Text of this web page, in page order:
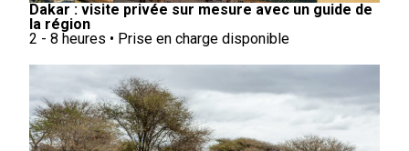
Dakar : visite privée sur mesure avec un guide de
la région
2 - 8 heures • Prise en charge disponible